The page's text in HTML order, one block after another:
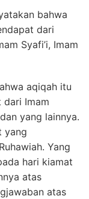
bahwa
dari
Syafi’i, Imam
aqiqah itu
dari Imam
yang lainnya.
yang
Yang
hari kiamat
atas
atas